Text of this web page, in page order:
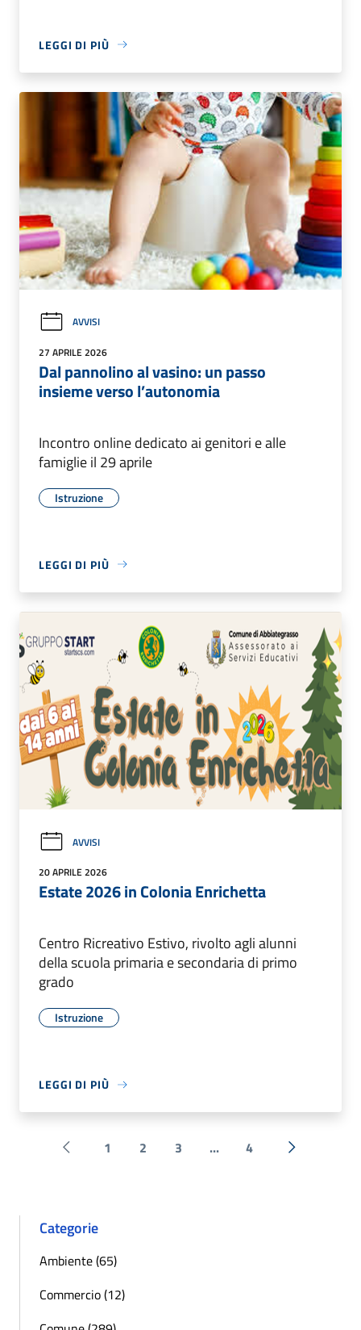
LEGGI DI PIÙ
AVVISI
27 APRILE 2026
Dal pannolino al vasino: un passo
insieme verso l’autonomia
Incontro online dedicato ai genitori e alle
famiglie il 29 aprile
Istruzione
LEGGI DI PIÙ
AVVISI
20 APRILE 2026
Estate 2026 in Colonia Enrichetta
Centro Ricreativo Estivo, rivolto agli alunni
della scuola primaria e secondaria di primo
grado
Istruzione
LEGGI DI PIÙ
Pagina precedente
1 2 3 ... 4 Successiva
Categorie
Ambiente (65)
Commercio (12)